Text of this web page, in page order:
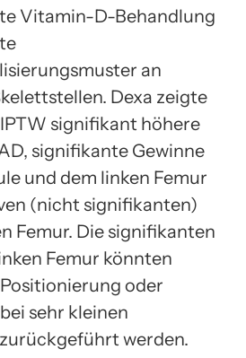
Vitamin-D-Behandlung
an
Dexa zeigte
signifikant höhere
signifikante Gewinne
und dem linken Femur
(nicht signifikanten)
Femur. Die signifikanten
Femur könnten
oder
sehr kleinen
werden.